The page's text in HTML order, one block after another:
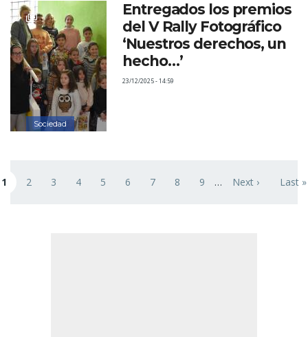
Sociedad
Entregados los premios
del V Rally Fotográfico
‘Nuestros derechos, un
hecho…’
23/12/2025 - 14:59
actual
1 Page
2 Page
3 Page
4 Page
5 Page
6 Page
7 Page
8 Page
9 … Siguiente página
Next › Last »